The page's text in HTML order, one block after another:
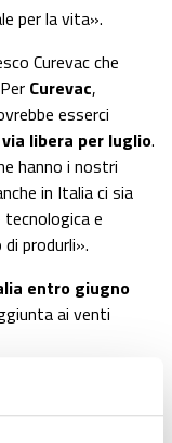
per la vita».
Curevac che
Curevac,
esserci
libera per luglio.
hanno i nostri
in Italia ci sia
e
produrli».
entro giugno
ai venti